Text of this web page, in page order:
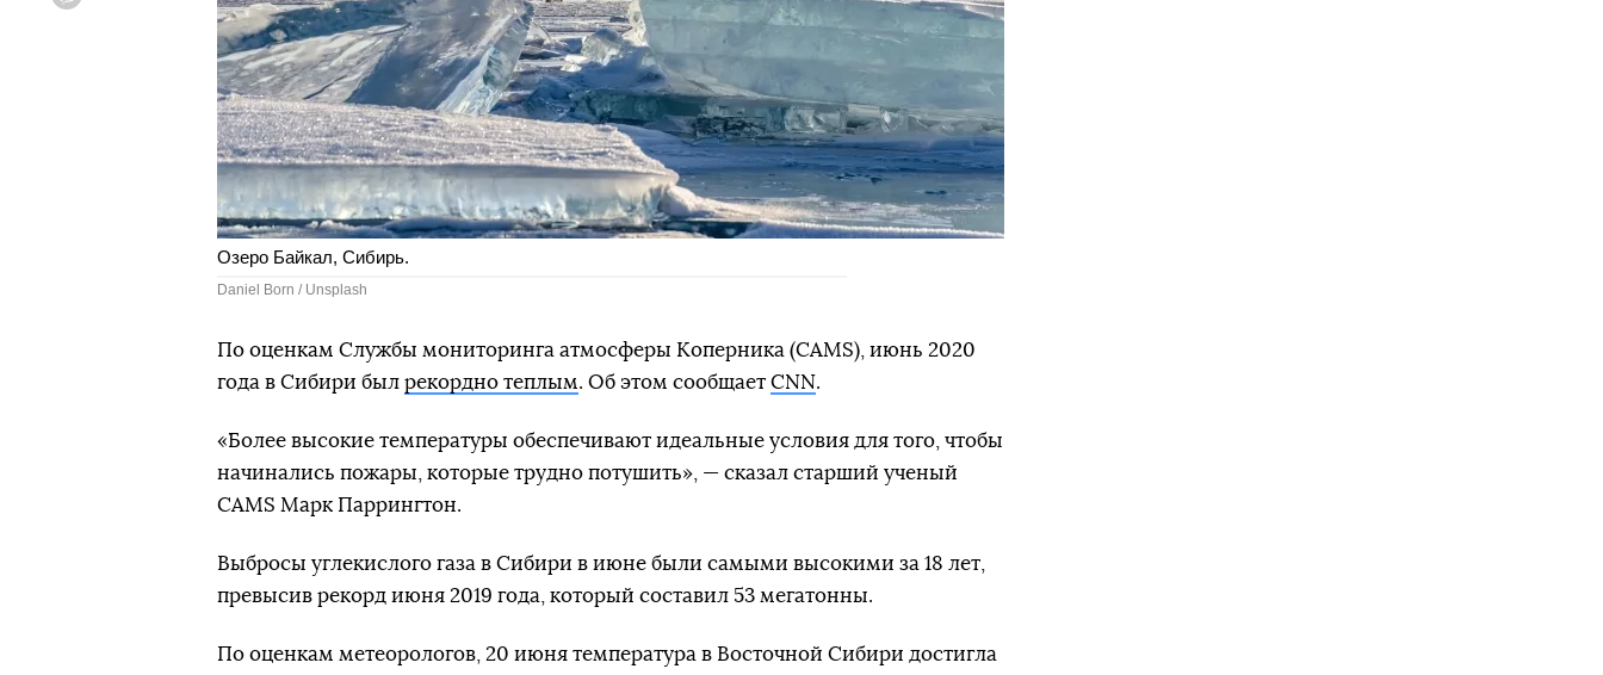
Озеро Байкал, Сибирь.
Daniel Born / Unsplash
По оценкам Службы мониторинга атмосферы Коперника (CAMS), июнь 2020
года в Сибири был рекордно теплым. Об этом сообщает CNN.
«Более высокие температуры обеспечивают идеальные условия для того, чтобы
начинались пожары, которые трудно потушить», — сказал старший ученый
CAMS Марк Паррингтон.
Выбросы углекислого газа в Сибири в июне были самыми высокими за 18 лет,
превысив рекорд июня 2019 года, который составил 53 мегатонны.
По оценкам метеорологов, 20 июня температура в Восточной Сибири достигла